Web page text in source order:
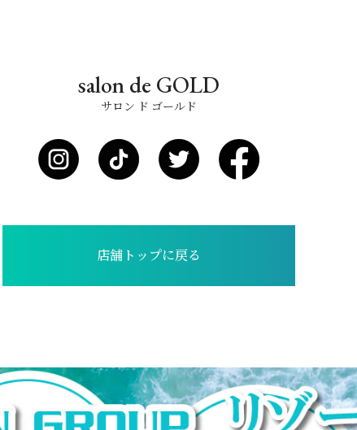
salon de GOLD
サロン ド ゴールド
店舗トップに戻る